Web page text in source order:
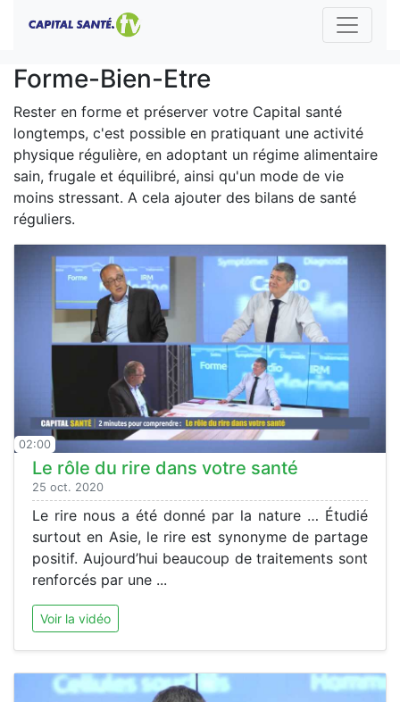
Forme-Bien-Etre
Rester en forme et préserver votre Capital santé
longtemps, c'est possible en pratiquant une activité
physique régulière, en adoptant un régime alimentaire
sain, frugale et équilibré, ainsi qu'un mode de vie
moins stressant. A cela ajouter des bilans de santé
réguliers.
02:00
Le rôle du rire dans votre santé
25 oct. 2020
Le rire nous a été donné par la nature … Étudié
surtout en Asie, le rire est synonyme de partage
positif. Aujourd’hui beaucoup de traitements sont
renforcés par une ...
Voir la vidéo